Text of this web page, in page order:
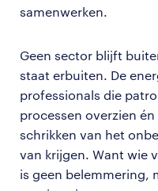
samenwerken.
Geen sector blijft
staat erbuiten. De
professionals die
processen overzien
schrikken van het
van krijgen. Want wie
is geen belemmering,